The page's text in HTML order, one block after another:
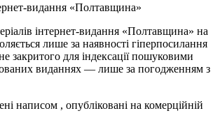
видання «Полтавщина»
інтернет-видання «Полтавщина» на
лише за наявності гіперпосилання
закритого для індексації пошуковими
виданнях — лише за погодженням з
написом , опубліковані на комерційній